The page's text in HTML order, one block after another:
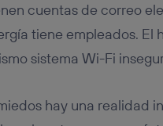
cuentas de correo
tiene empleados.
sistema Wi-Fi
hay una realidad